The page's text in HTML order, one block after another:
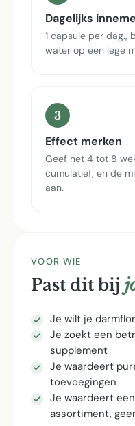
Dagelijks
1 capsule per dag.,
water op een lege
3
Effect merken
Geef het 4 tot 8
cumulatief, en de
aan.
VOOR WIE
Past dit bij
Je wilt je
Je zoekt een
supplement
Je waardeert
toevoegingen
Je waardeert
assortiment,